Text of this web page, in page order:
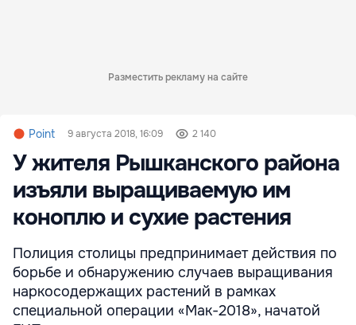
Разместить рекламу на сайте
Point 9 августа 2018, 16:09 2 140
У жителя Рышканского района
изъяли выращиваемую им
коноплю и сухие растения
Полиция столицы предпринимает действия по
борьбе и обнаружению случаев выращивания
наркосодержащих растений в рамках
специальной операции «Mак-2018», начатой